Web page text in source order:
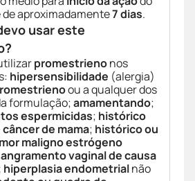
aproximadamente7 dias.
usar este
promestrienonos
hipersensibilidade (alergia)
ou a qualquer dos
formulação;amamentando;
espermicidas; histórico
de mama; histórico ou
maligno estrógeno
vaginal de causa
hiperplasia endometrialnão